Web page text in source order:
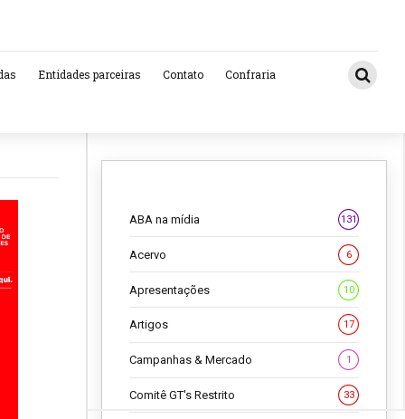
Entidades parceiras Contato Confraria
ABA na mídia 131
Acervo 6
Apresentações 10
Artigos 17
Campanhas & Mercado 1
Comitê GT's Restrito 33